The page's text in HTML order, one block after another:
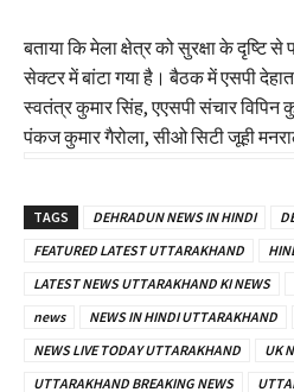
बताया कि मेला क्षेत्र को सुरक्षा के दृष्टि
सेक्टर में बांटा गया है। बैठक में एसपी
स्वतंत्र कुमार सिंह, एएसपी संचार
पंकज कुमार गैरोला, सीओ सिटी जूही
l
e
c
t
कां
ग्रे
TAGS DEHRADUN NEWS IN HINDI
FEATURED LATEST UTTARAKHAND
LATEST NEWS UTTARAKHAND KI NEWS
news
NEWS IN HINDI UTTARAKHAND
NEWS LIVE TODAY UTTARAKHAND
UK
UTTARAKHAND BREAKING NEWS